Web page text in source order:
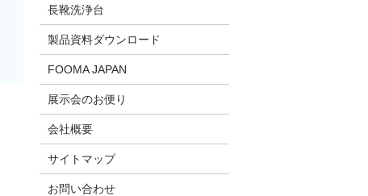
長靴洗浄台
製品資料ダウンロード
FOOMA JAPAN
展示会のお便り
会社概要
サイトマップ
お問い合わせ